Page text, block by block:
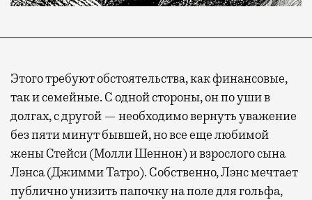
Современный путешественник часто берет
с собой не только чемодан, но и ноутбук.
А ожидание рейса все чаще превращается
не в потерянное время, а в возможность
спокойно закончить дела или спланировать
активности в путешествии, например
забронировать нужные билеты и рестораны.
Этого требуют обстоятельства, как финансовые,
так и семейные. С одной стороны, он по уши в
долгах, с другой — необходимо вернуть уважение
без пяти минут бывшей, но все еще любимой
жены Стейси (Молли Шеннон) и взрослого сына
Лэнса (Джимми Татро). Собственно, Лэнс мечтает
публично унизить папочку на поле для гольфа,